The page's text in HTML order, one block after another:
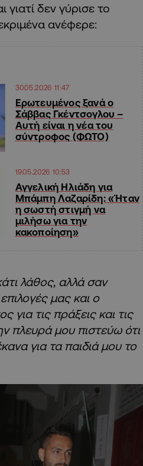
δεν γύρισε το
ανέφερε:
30.05.2026 11:47
Ερωτευμένος ξανά ο
Σάββας Γκέντσογλου –
Αυτή είναι η νέα του
σύντροφος (ΦΩΤΟ)
19.05.2026 10:53
Αγγελική Ηλιάδη για
Μπάμπη Λαζαρίδη: «Ήταν
η σωστή στιγμή να
μιλήσω για την
κακοποίηση»
λάθος, αλλά σαν
μας και ο
για τις πράξεις και τις
πλευρά μου πιστεύω ότι
για τα παιδιά μου το